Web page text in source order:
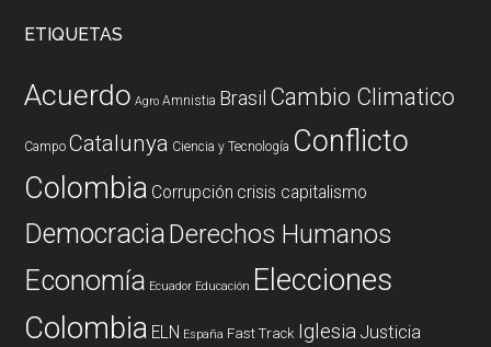
ETIQUETAS
Acuerdo Agro Amnistia Brasil Cambio Climatico
Campo Catalunya Ciencia y Tecnología Conflicto
Colombia Corrupción crisis capitalismo
DemocraciaDerechos Humanos
Economía Ecuador Educación Elecciones
Colombia ELN España Fast Track Iglesia Justicia